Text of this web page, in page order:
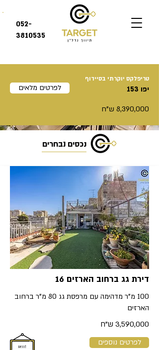
052-
3810535
טריפלקס יוקרתי בסיידוף
יפו 153 לפרטים מלאים
8,390,000 ש"ח
נכסים נבחרים
דירת גג ברחוב הארזים 16
100 מ"ר מדהימה עם מרפסת גג 80 מ"ר ברחוב
הארזים
3,590,000 ש"ח
!וואו לפרטים נוספים